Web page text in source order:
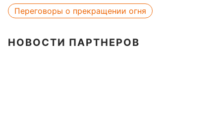
Переговоры о прекращении огня
НОВОСТИ ПАРТНЕРОВ